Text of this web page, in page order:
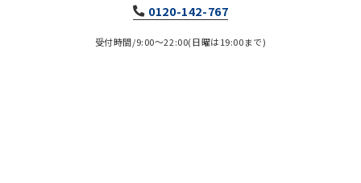
0120-142-767
受付時間/9:00～22:00(日曜は19:00まで)